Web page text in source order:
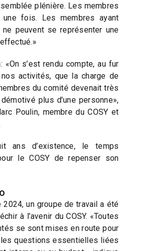
plénière. Les membres
fois. Les membres ayant
peuvent se représenter une
«On s’est rendu compte, au fur
activités, que la charge de
du comité devenait très
plus d’une personne»,
Poulin, membre du COSY et
ans d’existence, le temps
le COSY de repenser son
2024, un groupe de travail a été
à l’avenir du COSY. «Toutes
se sont mises en route pour
questions essentielles liées